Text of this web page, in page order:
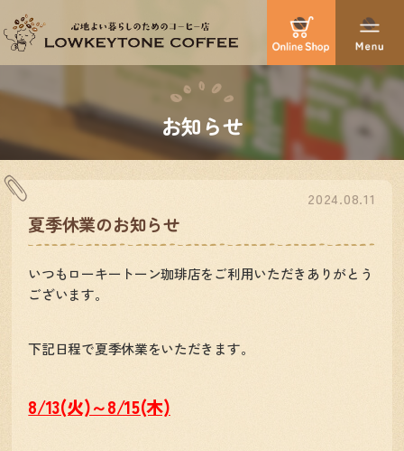
お知らせ
2024.08.11
夏季休業のお知らせ
いつもローキートーン珈琲店をご利用いただきありがとう
ございます。
下記日程で夏季休業をいただきます。
8/13(火)～8/15(木)